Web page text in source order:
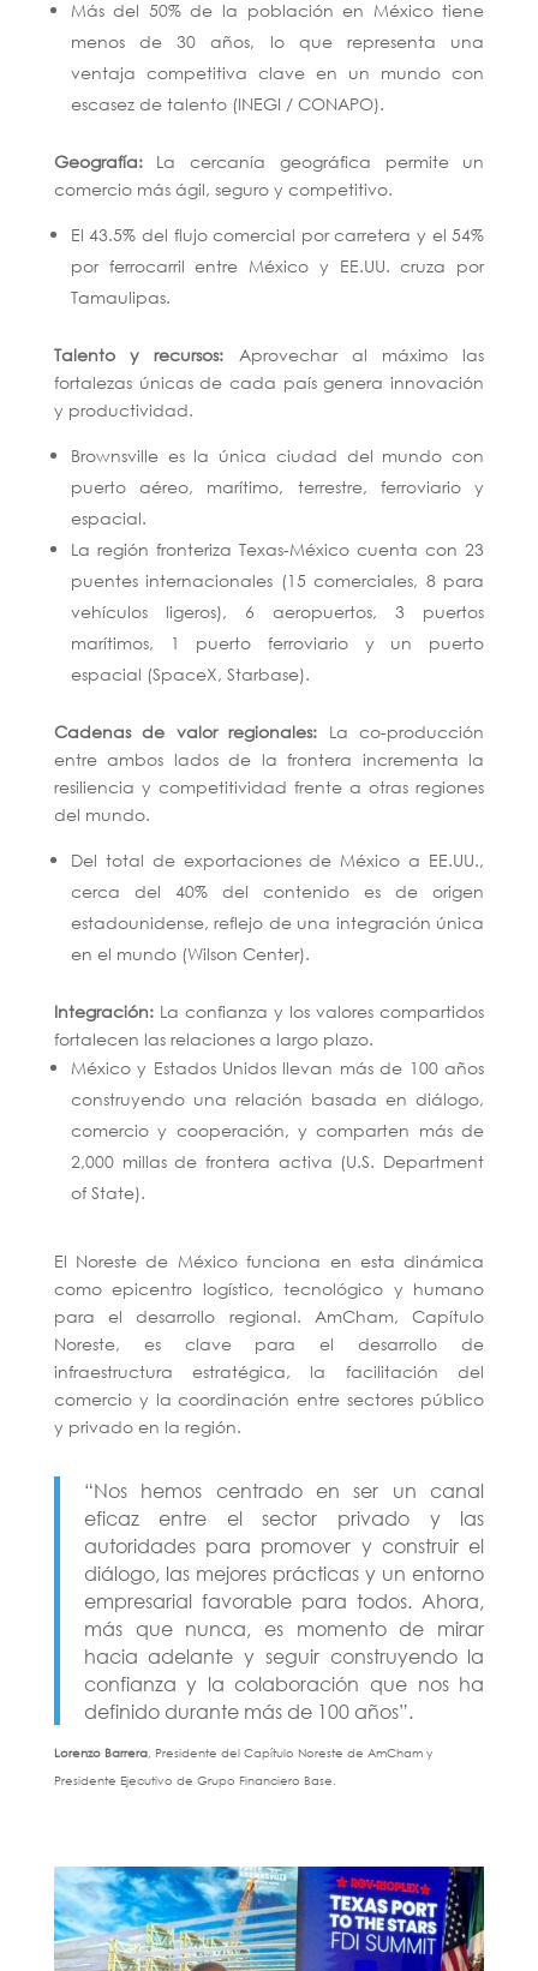
Más del 50% de la población en México tiene
menos de 30 años, lo que representa una
ventaja competitiva clave en un mundo con
escasez de talento (INEGI / CONAPO).
Geografía: La cercanía geográfica permite un
comercio más ágil, seguro y competitivo.
El 43.5% del flujo comercial por carretera y el 54%
por ferrocarril entre México y EE.UU. cruza por
Tamaulipas.
Talento y recursos: Aprovechar al máximo las
fortalezas únicas de cada país genera innovación
y productividad.
Brownsville es la única ciudad del mundo con
puerto aéreo, marítimo, terrestre, ferroviario y
espacial.
La región fronteriza Texas-México cuenta con 23
puentes internacionales (15 comerciales, 8 para
vehículos ligeros), 6 aeropuertos, 3 puertos
marítimos, 1 puerto ferroviario y un puerto
espacial (SpaceX, Starbase).
Cadenas de valor regionales: La co-producción
entre ambos lados de la frontera incrementa la
resiliencia y competitividad frente a otras regiones
del mundo.
Del total de exportaciones de México a EE.UU.,
cerca del 40% del contenido es de origen
estadounidense, reflejo de una integración única
en el mundo (Wilson Center).
Integración: La confianza y los valores compartidos
fortalecen las relaciones a largo plazo.
México y Estados Unidos llevan más de 100 años
construyendo una relación basada en diálogo,
comercio y cooperación, y comparten más de
2,000 millas de frontera activa (U.S. Department
of State).
El Noreste de México funciona en esta dinámica
como epicentro logístico, tecnológico y humano
para el desarrollo regional. AmCham, Capítulo
Noreste, es clave para el desarrollo de
infraestructura estratégica, la facilitación del
comercio y la coordinación entre sectores público
y privado en la región.
“Nos hemos centrado en ser un canal
eficaz entre el sector privado y las
autoridades para promover y construir el
diálogo, las mejores prácticas y un entorno
empresarial favorable para todos. Ahora,
más que nunca, es momento de mirar
hacia adelante y seguir construyendo la
confianza y la colaboración que nos ha
definido durante más de 100 años”.
Lorenzo Barrera, Presidente del Capítulo Noreste de AmCham y
Presidente Ejecutivo de Grupo Financiero Base.